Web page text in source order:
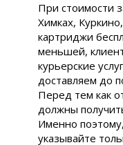
При стоимости
Химках,
картриджи
меньшей,
курьерские
доставляем до
Перед тем как
должны
Именно
указывайте